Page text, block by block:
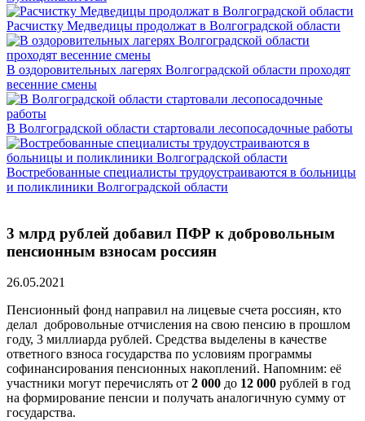
Расчистку Медведицы продолжат в Волгоградской области
В оздоровительных лагерях Волгоградской области проходят
весенние смены
В Волгоградской области стартовали лесопосадочные работы
Востребованные специалисты трудоустраиваются в больницы
и поликлиники Волгоградской области
3 млрд рублей добавил ПФР к добровольным
пенсионным взносам россиян
26.05.2021
Пенсионный фонд направил на лицевые счета россиян, кто
делал добровольные отчисления на свою пенсию в прошлом
году, 3 миллиарда рублей. Средства выделены в качестве
ответного взноса государства по условиям программы
софинансирования пенсионных накоплений. Напомним: её
участники могут перечислять от 2 000 до 12 000 рублей в год
на формирование пенсии и получать аналогичную сумму от
государства.